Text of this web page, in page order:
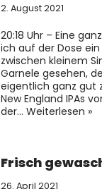
2. August 2021
20:18 Uhr – Eine
ich auf der Dose
zwischen kleinem
Garnele gesehen,
eigentlich ganz gut
New England IPAs
der… Weiterlesen »
Frisch
26. April 2021